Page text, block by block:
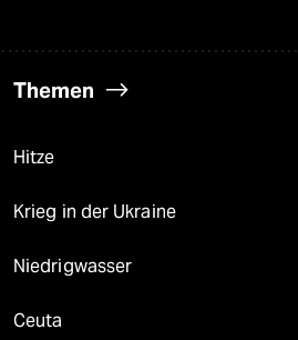
Themen
Hitze
Krieg in der Ukraine
Niedrigwasser
Ceuta